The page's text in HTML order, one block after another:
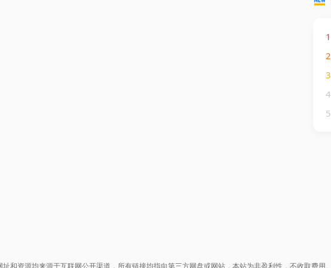
1
2
3
4
5
和资源均来源于互联网公开渠道，所有链接均指向第三方网盘或网站，本站为非盈利性，不收取费用。